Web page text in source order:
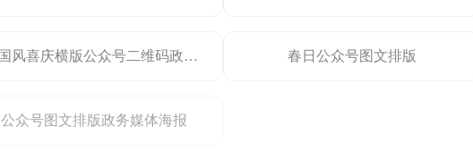
中国风喜庆横版公众号二维码政务媒体
公众号图文排版政务媒体海报
春日公众号图文排版